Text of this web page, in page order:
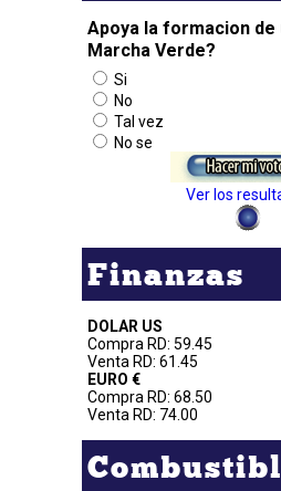
Apoya la formacion de
Marcha Verde?
Si
No
Tal vez
No se
Ver los
Finanzas
DOLAR US
Compra RD: 59.45
Venta RD: 61.45
EURO €
Compra RD: 68.50
Venta RD: 74.00